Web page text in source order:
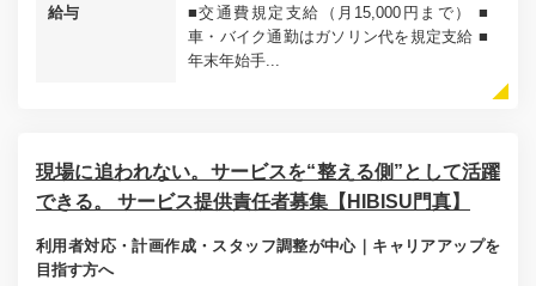
給与
■交通費規定支給（月15,000円まで） ■
車・バイク通勤はガソリン代を規定支給 ■
年末年始手...
現場に追われない。サービスを“整える側”として活躍
できる。 サービス提供責任者募集【HIBISU門真】
利用者対応・計画作成・スタッフ調整が中心｜キャリアアップを
目指す方へ